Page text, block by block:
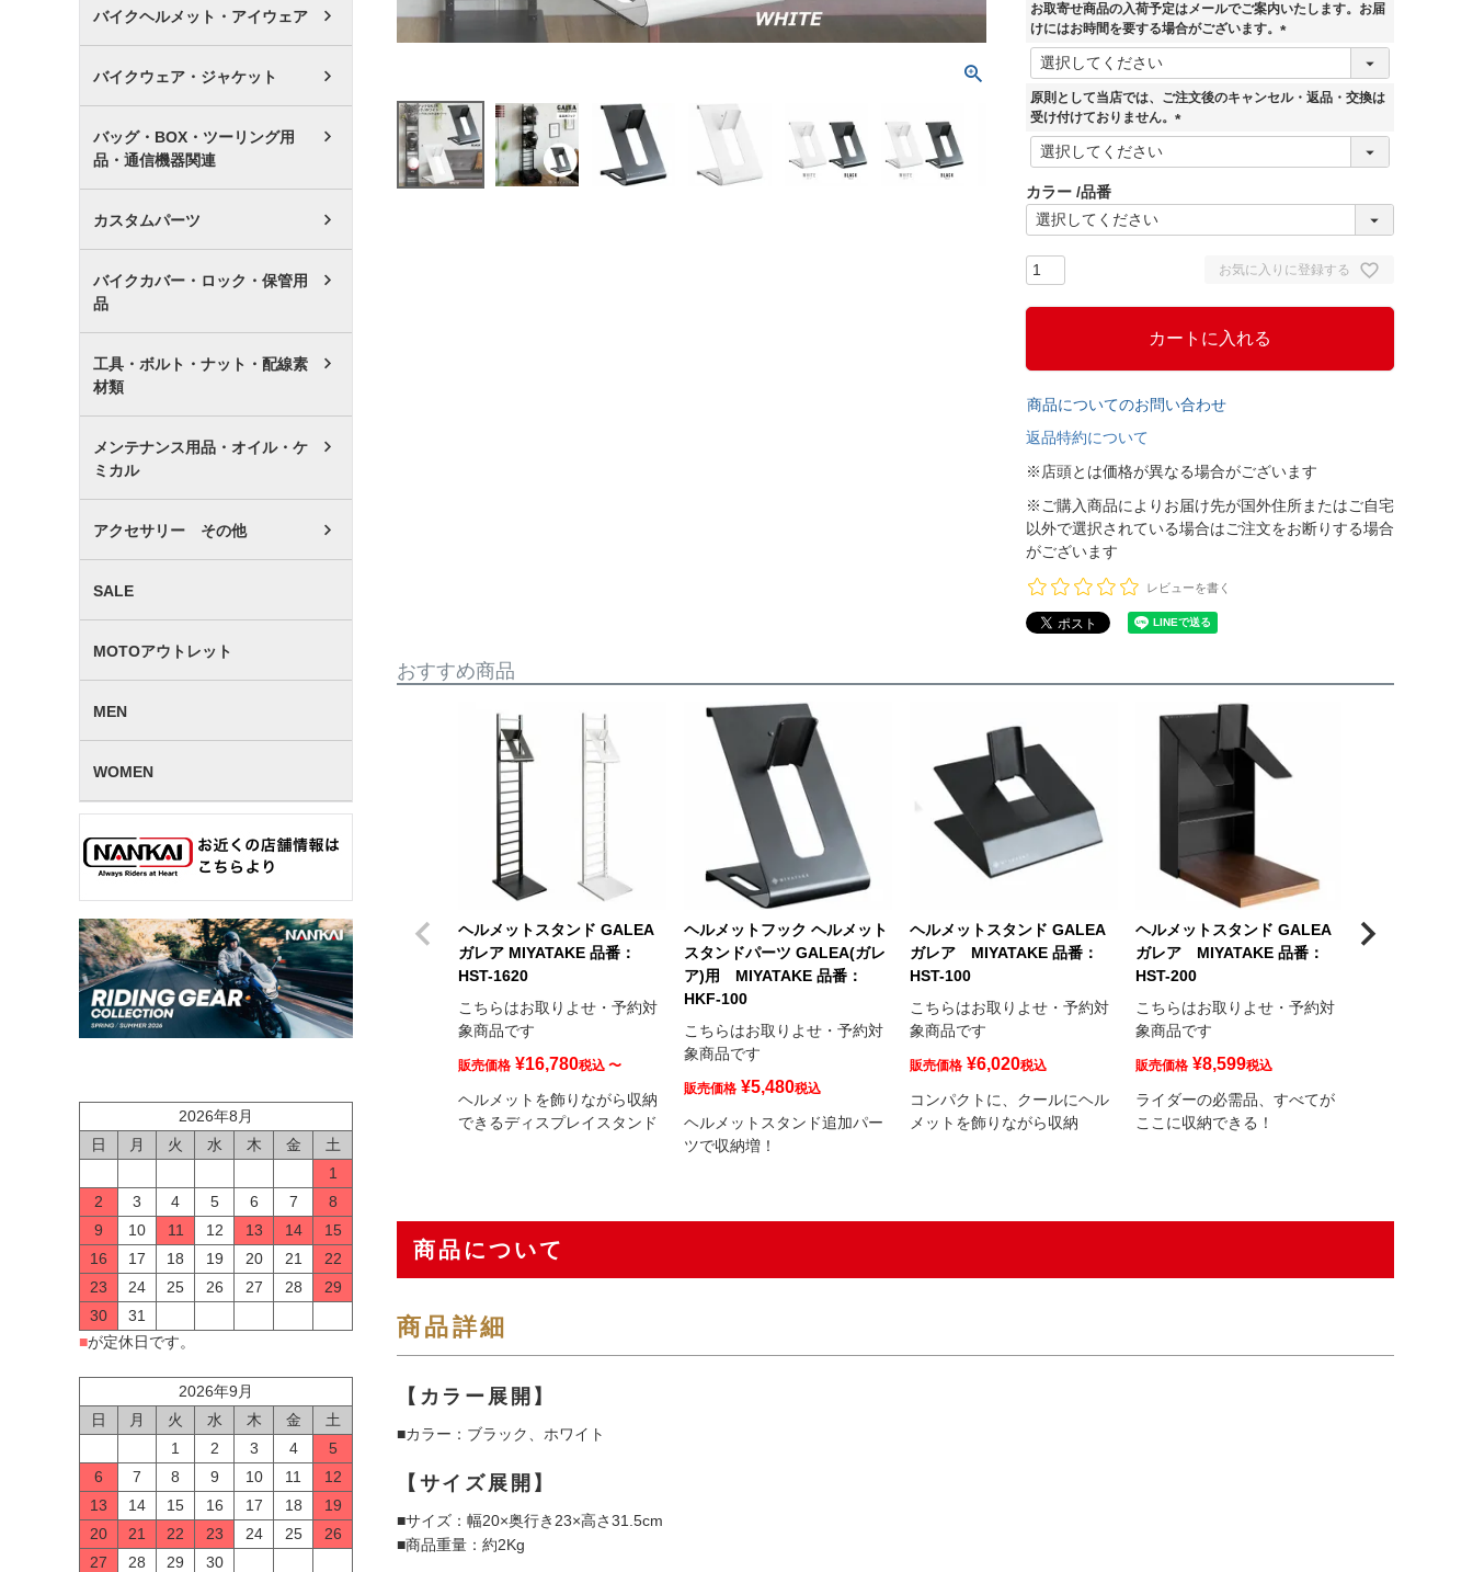
バイクヘルメット・アイウェア
バイクウェア・ジャケット
バッグ・BOX・ツーリング用
品・通信機器関連
カスタムパーツ
バイクカバー・ロック・保管用
品
工具・ボルト・ナット・配線素
材類
メンテナンス用品・オイル・ケ
ミカル
アクセサリー その他
SALE
MOTOアウトレット
MEN
WOMEN
2026年8月
日
月 火 水 木 金
土
1
2
3 4 5 6 7
8
9
10 11 12 13 14
15
16
17 18 19 20 21
22
23
24 25 26 27 28
29
30
31
■が定休日です。
2026年9月
日
月 火 水 木 金
土
1
2 3 4
5
6
7 8 9 10 11
12
13
14 15 16 17 18
19
20
21 22 23 24 25
26
27
28 29
30
お取寄せ商品の入荷予定はメールでご案内いたします。お届
けにはお時間を要する場合がございます。
(
須
原則として当店では、ご注文後のキャンセル・返品・交換は
受け付けておりません。
(
)
カラー 品番
お気に入りに登録する
カートに入れる
商品についてのお問い合わせ
返品特約について
※店頭とは価格が異なる場合がございます
※ご購入商品によりお届け先が国外住所またはご自宅
以外で選択されている場合はご注文をお断りする場合
がございます
レビューを書く
おすすめ商品
ヘルメットスタンド GALEA
ガレア MIYATAKE 品番：
HST-1620
こちらはお取りよせ・予約対
象商品です
販売価格 ¥16,780税込 〜
ヘルメットを飾りながら収納
できるディスプレイスタンド
ヘルメットフック ヘルメット
スタンドパーツ GALEA(ガレ
ア)用 MIYATAKE 品番：
HKF-100
こちらはお取りよせ・予約対
象商品です
販売価格 ¥5,480税込
ヘルメットスタンド追加パー
ツで収納増！
ヘルメットスタンド GALEA
ガレア MIYATAKE 品番：
HST-100
こちらはお取りよせ・予約対
象商品です
販売価格 ¥6,020税込
コンパクトに、クールにヘル
メットを飾りながら収納
ヘルメットスタンド GALEA
ガレア MIYATAKE 品番：
HST-200
こちらはお取りよせ・予約対
象商品です
販売価格 ¥8,599税込
ライダーの必需品、すべてが
ここに収納できる！
商品について
商品詳細
【カラー展開】
■カラー：ブラック、ホワイト
【サイズ展開】
■サイズ：幅20×奥行き23×高さ31.5cm
■商品重量：約2Kg